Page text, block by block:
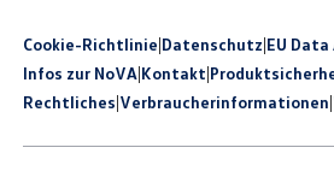
Cookie-Richtlinie|Datenschutz|EU
Infos zur NoVA|Kontakt|
Rechtliches|Verbraucherinformationen|